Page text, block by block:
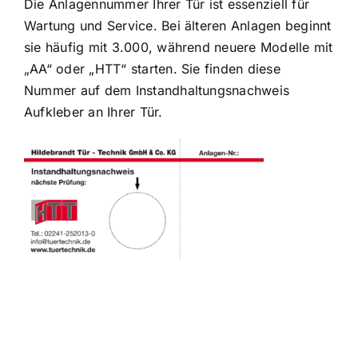
Die Anlagennummer Ihrer Tür ist essenziell für
Wartung und Service. Bei älteren Anlagen beginnt
sie häufig mit 3.000, während neuere Modelle mit
„AA“ oder „HTT“ starten. Sie finden diese
Nummer auf dem Instandhaltungsnachweis
Aufkleber an Ihrer Tür.